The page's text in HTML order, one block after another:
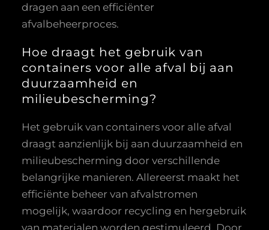
dragen aan een efficiënter
afvalbeheerproces.
Hoe draagt het gebruik van
containers voor alle afval bij aan
duurzaamheid en
milieubescherming?
Het gebruik van containers voor alle afval
draagt aanzienlijk bij aan duurzaamheid en
milieubescherming door verschillende
belangrijke manieren. Allereerst maakt het
efficiënte beheer van afvalstromen
mogelijk, waardoor recycling en hergebruik
van materialen worden gestimuleerd. Door